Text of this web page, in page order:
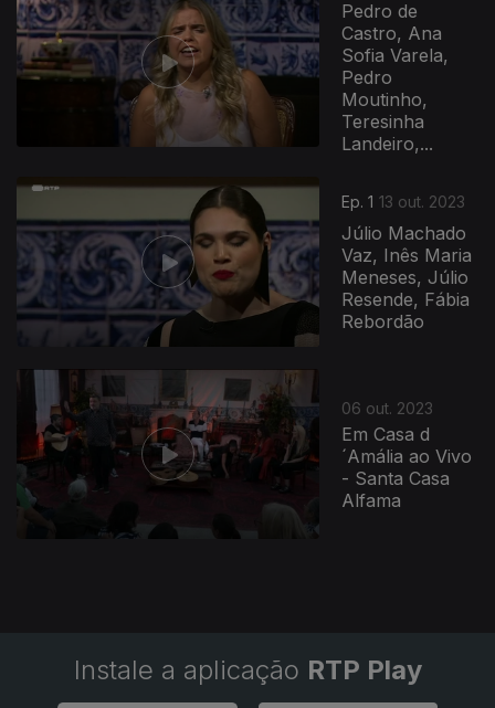
Pedro de
Castro, Ana
Sofia Varela,
Pedro
Moutinho,
Teresinha
Landeiro,...
Ep. 1 13 out. 2023
Júlio Machado
Vaz, Inês Maria
Meneses, Júlio
Resende, Fábia
Rebordão
06 out. 2023
Em Casa d
´Amália ao Vivo
- Santa Casa
Alfama
720050
Instale a aplicação RTP Play